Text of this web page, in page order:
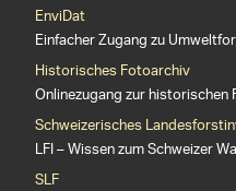
EnviDat
Einfacher Zugang zu
Historisches Fotoarchiv
Onlinezugang zur
Schweizerisches
LFI – Wissen zum Schweizer
SLF